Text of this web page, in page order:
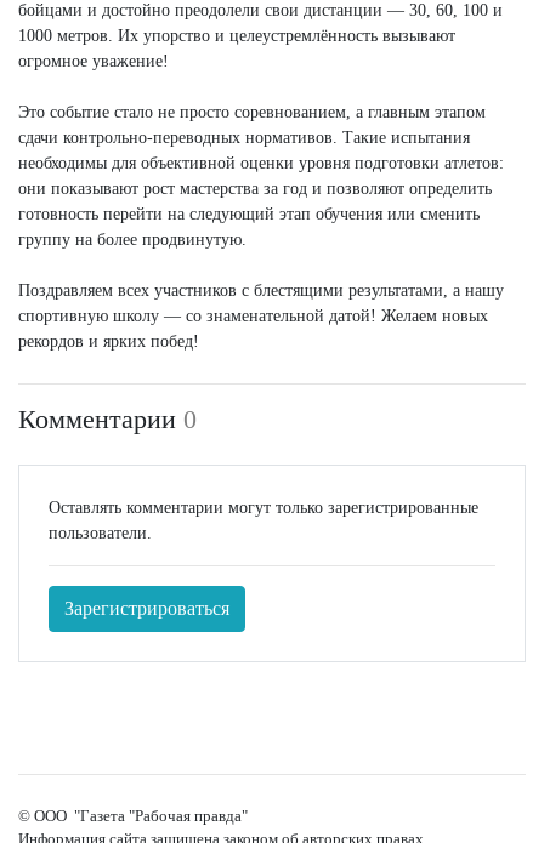
бойцами и достойно преодолели свои дистанции — 30, 60, 100 и
1000 метров. Их упорство и целеустремлённость вызывают
огромное уважение!
Это событие стало не просто соревнованием, а главным этапом
сдачи контрольно-переводных нормативов. Такие испытания
необходимы для объективной оценки уровня подготовки атлетов:
они показывают рост мастерства за год и позволяют определить
готовность перейти на следующий этап обучения или сменить
группу на более продвинутую.
Поздравляем всех участников с блестящими результатами, а нашу
спортивную школу — со знаменательной датой! Желаем новых
рекордов и ярких побед!
Комментарии 0
Оставлять комментарии могут только зарегистрированные
пользователи.
Зарегистрироваться
© ООО "Газета "Рабочая правда"
Информация сайта защищена законом об авторских правах.